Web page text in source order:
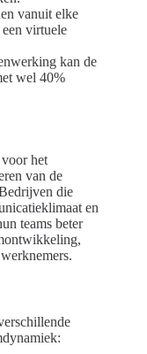
vanuit elke
virtuele
kan de
wel 40%
het
van de
die
en
teams beter